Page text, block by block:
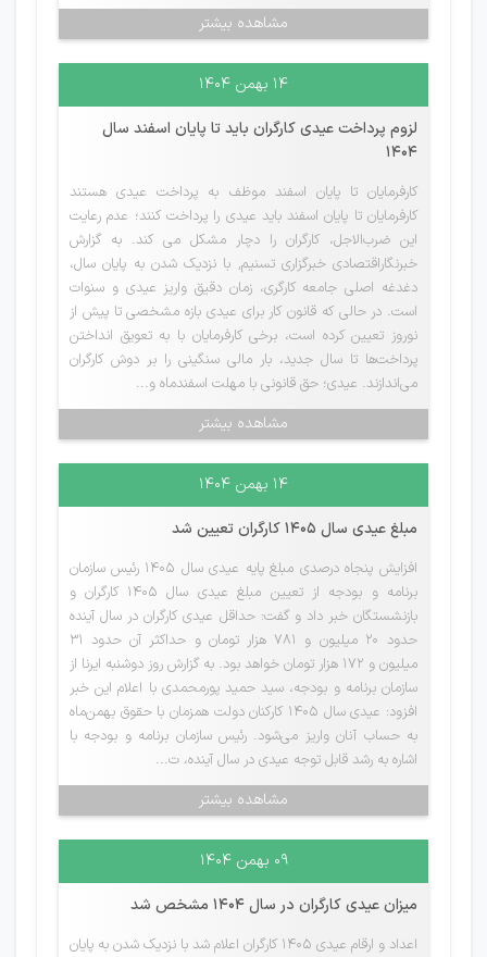
مشاهده بیشتر
۱۴ بهمن ۱۴۰۴
لزوم پرداخت عیدی کارگران باید تا پایان اسفند سال
1404
کارفرمایان تا پایان اسفند موظف به پرداخت عیدی هستند
کارفرمایان تا پایان اسفند باید عیدی را پرداخت کنند؛ عدم رعایت
این ضرب‌الاجل، کارگران را دچار مشکل می کند. به گزارش
خبرنگاراقتصادی خبرگزاری تسنیم, با نزدیک شدن به پایان سال،
دغدغه اصلی جامعه کارگری، زمان دقیق واریز عیدی و سنوات
است. در حالی که قانون کار برای عیدی بازه مشخصی تا پیش از
نوروز تعیین کرده است، برخی کارفرمایان با به تعویق انداختن
پرداخت‌ها تا سال جدید، بار مالی سنگینی را بر دوش کارگران
می‌اندازند. عیدی؛ حق قانونی با مهلت اسفندماه و...
مشاهده بیشتر
۱۴ بهمن ۱۴۰۴
مبلغ عیدی سال ۱۴۰۵ کارگران تعیین شد
افزایش پنجاه درصدی مبلغ پایه عیدی سال ۱۴۰۵ رئیس سازمان
برنامه و بودجه از تعیین مبلغ عیدی سال ۱۴۰۵ کارگران و
بازنشستگان خبر داد و گفت: حداقل عیدی کارگران در سال آینده
حدود ۲۰ میلیون و ۷۸۱ هزار تومان و حداکثر آن حدود ۳۱
میلیون و ۱۷۲ هزار تومان خواهد بود. به گزارش روز دوشنبه ایرنا از
سازمان برنامه و بودجه، سید حمید پورمحمدی با اعلام این خبر
افزود: عیدی سال ۱۴۰۵ کارکنان دولت همزمان با حقوق بهمن‌ماه
به حساب آنان واریز می‌شود. رئیس سازمان برنامه و بودجه با
اشاره به رشد قابل توجه عیدی در سال آینده، ت...
مشاهده بیشتر
۰۹ بهمن ۱۴۰۴
میزان عیدی کارگران در سال ۱۴۰۴ مشخص شد
اعداد و ارقام عیدی 1405 کارگران اعلام شد با نزدیک شدن به پایان